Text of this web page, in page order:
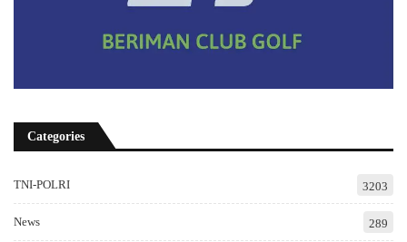
Categories
TNI-POLRI 3203
News 289